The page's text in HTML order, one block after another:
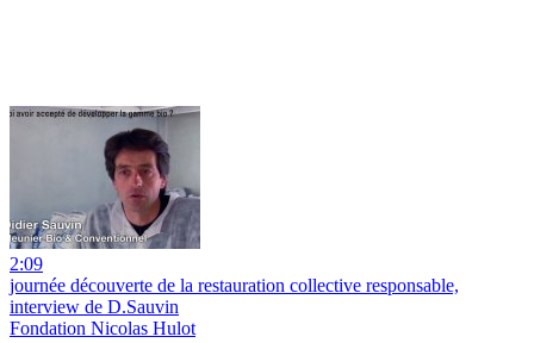
2:09
journée découverte de la restauration collective responsable,
interview de D.Sauvin
Fondation Nicolas Hulot